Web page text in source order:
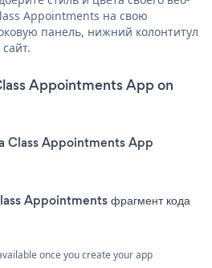
Appointments на свою
панель, нижний колонтитул
Appointments App on
Class Appointments App
Appointments фрагмент кода
once you create your app